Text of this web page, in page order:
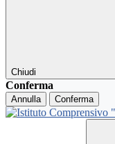
Chiudi
Conferma
Annulla Conferma